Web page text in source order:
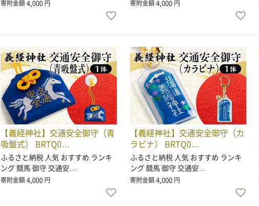
寄附金額4,000 円 寄附金額4,000 円
【義経神社】交通安全御守（青
吸盤式） BRTQ0…
ふるさと納税 人気 おすすめ ランキ
ング 競馬 御守 交通安…
寄附金額4,000 円
【義経神社】交通安全御守（カ
ラビナ） BRTQ0…
ふるさと納税 人気 おすすめ ランキ
ング 競馬 御守 交通安…
寄附金額4,000 円